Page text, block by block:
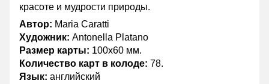
красоте и мудрости природы.
Автор: Maria Caratti
Художник: Antonella Platano
Размер карты: 100х60 мм.
Количество карт в колоде: 78.
Язык: английский